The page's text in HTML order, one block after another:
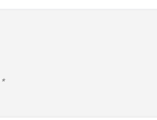
*